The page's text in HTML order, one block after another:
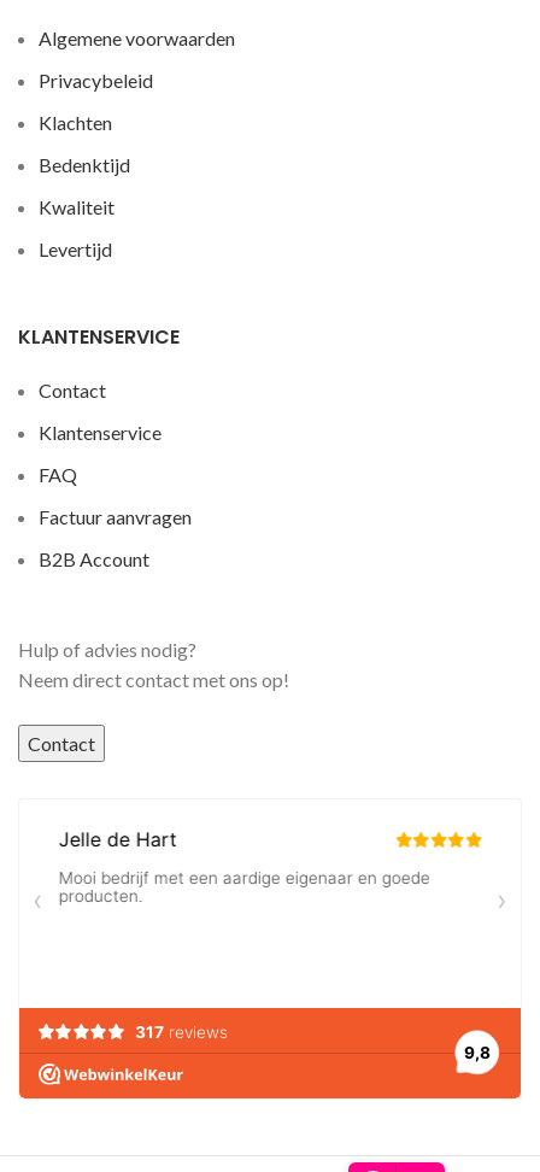
Algemene voorwaarden
Privacybeleid
Klachten
Bedenktijd
Kwaliteit
Levertijd
KLANTENSERVICE
Contact
Klantenservice
FAQ
Factuur aanvragen
B2B Account
Hulp of advies nodig?
Neem direct contact met ons op!
Contact